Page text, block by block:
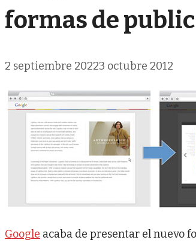
formas de
2 septiembre 20223 octubre 2012
Google acaba de presentar el nuevo